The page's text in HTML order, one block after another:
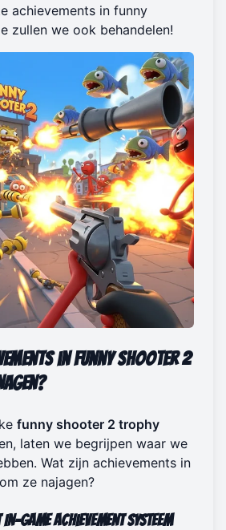
achievements in funny
zullen we ook behandelen!
in Funny Shooter 2
funny shooter 2 trophy
laten we begrijpen waar we
Wat zijn achievements in
ze najagen?
Game Achievement Systeem